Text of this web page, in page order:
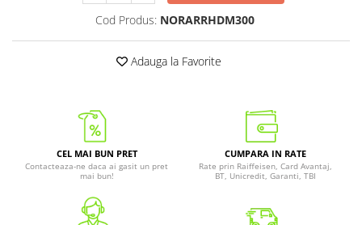
Cod Produs: NORARRHDM300
Adauga la Favorite
CEL MAI BUN PRET
Contacteaza-ne daca ai gasit un pret
mai bun!
CUMPARA IN RATE
Rate prin Raiffeisen, Card Avantaj,
BT, Unicredit, Garanti, TBI